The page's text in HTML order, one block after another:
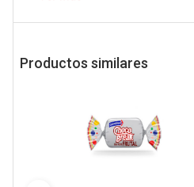
Productos similares